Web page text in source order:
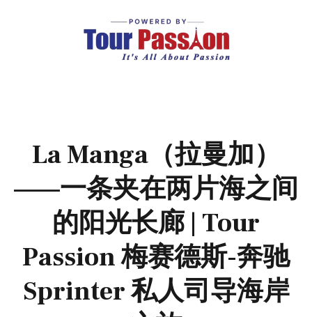
La Manga（拉曼加）
——一条夹在两片海之间
的阳光长廊 | Tour
Passion 梅赛德斯-奔驰
Sprinter 私人司导海岸